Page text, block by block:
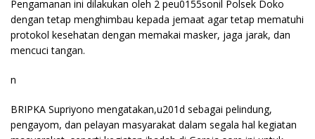
Pengamanan ini dilakukan oleh 2 peu0155sonil Polsek Doko
dengan tetap menghimbau kepada jemaat agar tetap mematuhi
protokol kesehatan dengan memakai masker, jaga jarak, dan
mencuci tangan.
n
BRIPKA Supriyono mengatakan,u201d sebagai pelindung,
pengayom, dan pelayan masyarakat dalam segala hal kegiatan